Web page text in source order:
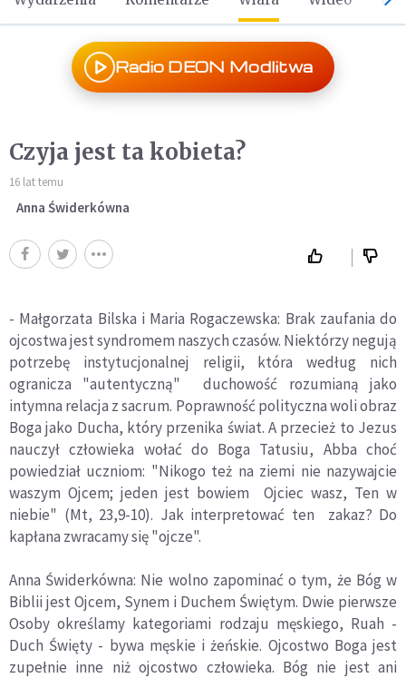
Radio DEON Modlitwa
Czyja jest ta kobieta?
16 lat temu
Anna Świderkówna
- Małgorzata Bilska i Maria Rogaczewska: Brak zaufania do
ojcostwa jest syndromem naszych czasów. Niektórzy negują
potrzebę instytucjonalnej religii, która według nich
ogranicza "autentyczną" duchowość rozumianą jako
intymna relacja z sacrum. Poprawność polityczna woli obraz
Boga jako Ducha, który przenika świat. A przecież to Jezus
nauczył człowieka wołać do Boga Tatusiu, Abba choć
powiedział uczniom: "Nikogo też na ziemi nie nazywajcie
waszym Ojcem; jeden jest bowiem Ojciec wasz, Ten w
niebie" (Mt, 23,9-10). Jak interpretować ten zakaz? Do
kapłana zwracamy się "ojcze".
Anna Świderkówna: Nie wolno zapominać o tym, że Bóg w
Biblii jest Ojcem, Synem i Duchem Świętym. Dwie pierwsze
Osoby określamy kategoriami rodzaju męskiego, Ruah -
Duch Święty - bywa męskie i żeńskie. Ojcostwo Boga jest
zupełnie inne niż ojcostwo człowieka. Bóg nie jest ani